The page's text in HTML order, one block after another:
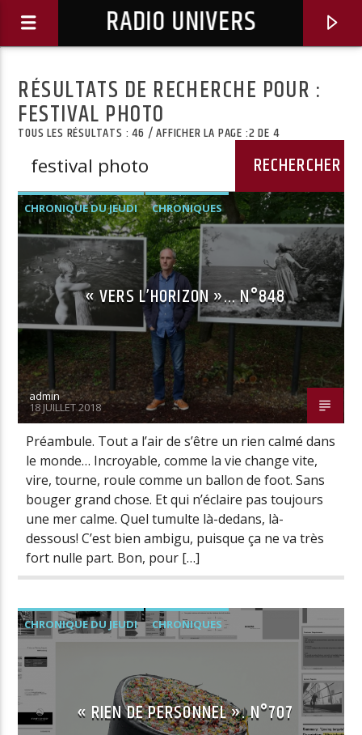
RADIO UNIVERS
Titre diffusé :
RÉSULTATS DE RECHERCHE POUR :
FESTIVAL PHOTO
TOUS LES RÉSULTATS : 46 / AFFICHER LA PAGE :2 DE 4
CHRONIQUE DU JEUDI CHRONIQUES
« VERS L’HORIZON »… N°848
admin
18 JUILLET 2018
Préambule. Tout a l’air de s’être un rien calmé dans
le monde… Incroyable, comme la vie change vite,
vire, tourne, roule comme un ballon de foot. Sans
bouger grand chose. Et qui n’éclaire pas toujours
une mer calme. Quel tumulte là-dedans, là-
dessous! C’est bien ambigu, puisque ça ne va très
fort nulle part. Bon, pour […]
CHRONIQUE DU JEUDI CHRONIQUES
« RIEN DE PERSONNEL ». N°707